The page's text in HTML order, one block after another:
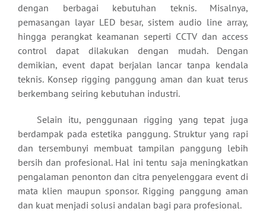
dengan berbagai kebutuhan teknis. Misalnya,
pemasangan layar LED besar, sistem audio line array,
hingga perangkat keamanan seperti CCTV dan access
control dapat dilakukan dengan mudah. Dengan
demikian, event dapat berjalan lancar tanpa kendala
teknis. Konsep rigging panggung aman dan kuat terus
berkembang seiring kebutuhan industri.
Selain itu, penggunaan rigging yang tepat juga
berdampak pada estetika panggung. Struktur yang rapi
dan tersembunyi membuat tampilan panggung lebih
bersih dan profesional. Hal ini tentu saja meningkatkan
pengalaman penonton dan citra penyelenggara event di
mata klien maupun sponsor. Rigging panggung aman
dan kuat menjadi solusi andalan bagi para profesional.